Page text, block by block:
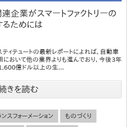
企業がスマートファクトリーの
るためには
ティテュートの最新レポートによれば、自動車
において他の業界よりも進んでおり、今後3年
億ドル以上の生...
きを読む
スフォーメーション ものづくり